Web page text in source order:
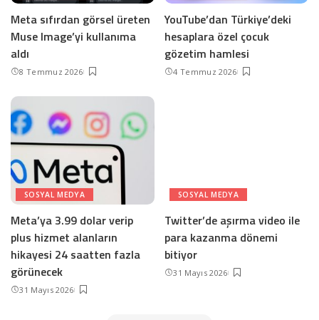
Meta sıfırdan görsel üreten
Muse Image’yi kullanıma
aldı
8 Temmuz 2026
YouTube’dan Türkiye’deki
hesaplara özel çocuk
gözetim hamlesi
4 Temmuz 2026
SOSYAL MEDYA
Meta’ya 3.99 dolar verip
plus hizmet alanların
hikayesi 24 saatten fazla
görünecek
31 Mayıs 2026
SOSYAL MEDYA
Twitter’de aşırma video ile
para kazanma dönemi
bitiyor
31 Mayıs 2026